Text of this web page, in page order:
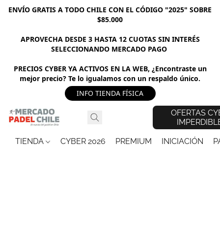
ENVÍO GRATIS A TODO CHILE CON EL CÓDIGO "2025" SOBRE
$85.000
APROVECHA DESDE 3 HASTA 12 CUOTAS SIN INTERÉS
SELECCIONANDO MERCADO PAGO
PRECIOS CYBER YA ACTIVOS EN LA WEB, ¿Encontraste un
mejor precio? Te lo igualamos con un respaldo único.
INFO TIENDA FÍSICA
OFERTAS
TIENDA CYBER 2026 PREMIUM INICIACIÓN